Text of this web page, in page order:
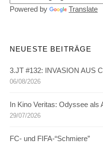
Powered by Translate
NEUESTE BEITRÄGE
3.JT #132: INVASION AUS
06/08/2026
In Kino Veritas: Odyssee als
29/07/2026
FC- und FIFA-“Schmiere”